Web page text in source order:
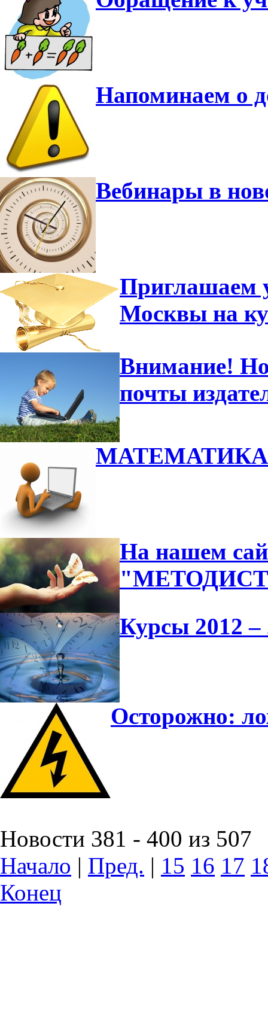
Напоминаем о
Вебинары в
Приглашаем
Москвы на
Внимание!
почты
На нашем
Курсы 2012 –
Осторожно:
Новости 381 - 400 из 507
Начало | Пред. | 15 16 17
Конец